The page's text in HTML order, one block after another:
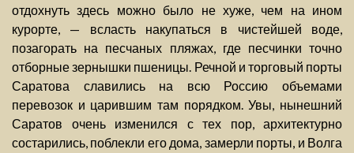
отдохнуть здесь можно было не хуже, чем на ином
курорте, — всласть накупаться в чистейшей воде,
позагорать на песчаных пляжах, где песчинки точно
отборные зернышки пшеницы. Речной и торговый порты
Саратова славились на всю Россию объемами
перевозок и царившим там порядком. Увы, нынешний
Саратов очень изменился с тех пор, архитектурно
состарились, поблекли его дома, замерли порты, и Волга